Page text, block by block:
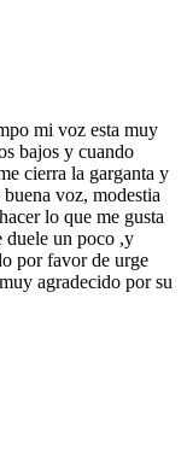
mi voz esta muy
bajos y cuando
cierra la garganta y
voz, modestia
lo que me gusta
duele un poco ,y
por favor de urge
agradecido por su